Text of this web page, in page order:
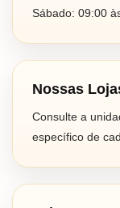
Sábado: 09:00
Nossas
Consulte a
específico de